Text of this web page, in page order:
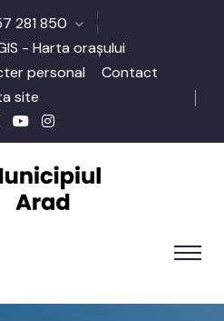
281 850
- Harta orașului
personal
Contact
site